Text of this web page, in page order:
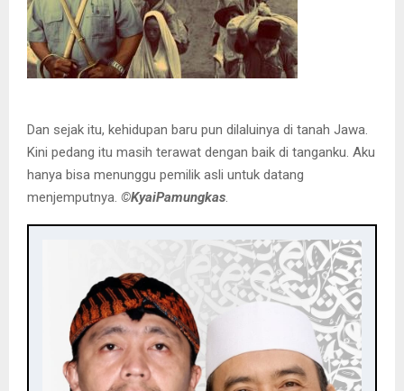
Dan sejak itu, kehidupan baru pun dilaluinya di tanah Jawa.
Kini pedang itu masih terawat dengan baik di tanganku. Aku
hanya bisa menunggu pemilik asli untuk datang
menjemputnya. ©️KyaiPamungkas.